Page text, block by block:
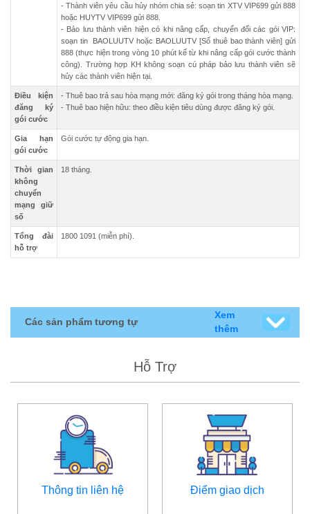
- Thành viên yêu cầu hủy nhóm chia sẻ: soạn tin XTV VIP699 gửi 888
hoặc HUYTV VIP699 gửi 888.
- Bảo lưu thành viên hiện có khi nâng cấp, chuyển đổi các gói VIP:
soạn tin BAOLUUTV hoặc BAOLUUTV [Số thuê bao thành viên] gửi
888 (thực hiện trong vòng 10 phút kể từ khi nâng cấp gói cước thành
công). Trường hợp KH không soạn cú pháp bảo lưu thành viên sẽ
hủy các thành viên hiện tại.
Điều kiện
đăng ký
gói cước
- Thuê bao trả sau hòa mạng mới: đăng ký gói trong tháng hòa mạng.
- Thuê bao hiện hữu: theo điều kiện tiêu dùng được đăng ký gói.
Gia hạn
gói cước
Gói cước tự động gia hạn.
Thời gian
không
chuyển
mạng giữ
số
18 tháng.
Tổng đài
hỗ trợ
1800 1091 (miễn phí).
Các sản phẩm tương tự
Xem
thêm
Hỗ Trợ
Thông tin liên hệ Điểm giao dịch